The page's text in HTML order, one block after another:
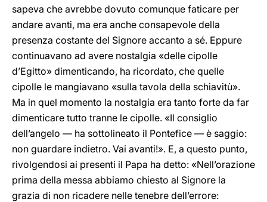
sapeva che avrebbe dovuto comunque faticare per
andare avanti, ma era anche consapevole della
presenza costante del Signore accanto a sé. Eppure
continuavano ad avere nostalgia «delle cipolle
d’Egitto» dimenticando, ha ricordato, che quelle
cipolle le mangiavano «sulla tavola della schiavitù».
Ma in quel momento la nostalgia era tanto forte da far
dimenticare tutto tranne le cipolle. «Il consiglio
dell’angelo — ha sottolineato il Pontefice — è saggio:
non guardare indietro. Vai avanti!». E, a questo punto,
rivolgendosi ai presenti il Papa ha detto: «Nell’orazione
prima della messa abbiamo chiesto al Signore la
grazia di non ricadere nelle tenebre dell’errore: